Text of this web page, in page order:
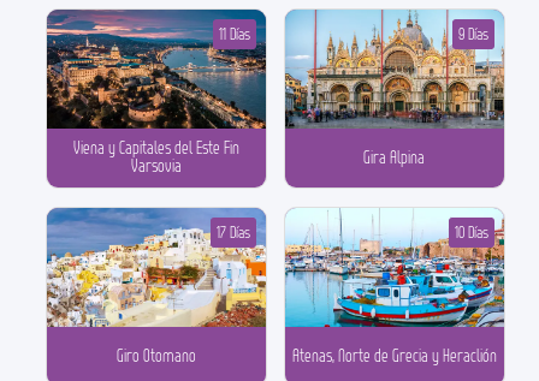
Viena y Capitales del Este Fin
Varsovia
11 Días
Gira Alpina
9 Días
Giro Otomano
17 Días
Atenas, Norte de Grecia y Heraclión
10 Días